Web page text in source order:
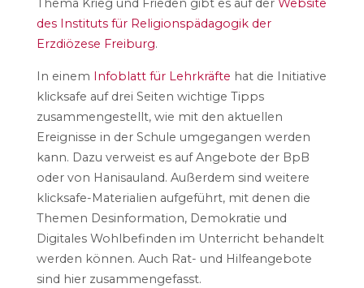
Thema Krieg und Frieden gibt es auf der Website
des Instituts für Religionspädagogik der
Erzdiözese Freiburg.
In einem Infoblatt für Lehrkräfte hat die Initiative
klicksafe auf drei Seiten wichtige Tipps
zusammengestellt, wie mit den aktuellen
Ereignisse in der Schule umgegangen werden
kann. Dazu verweist es auf Angebote der BpB
oder von Hanisauland. Außerdem sind weitere
klicksafe-Materialien aufgeführt, mit denen die
Themen Desinformation, Demokratie und
Digitales Wohlbefinden im Unterricht behandelt
werden können. Auch Rat- und Hilfeangebote
sind hier zusammengefasst.